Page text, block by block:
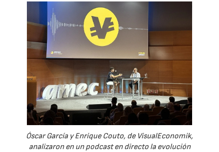
Óscar García y Enrique Couto, de VisualEconomik,
analizaron en un podcast en directo la evolución